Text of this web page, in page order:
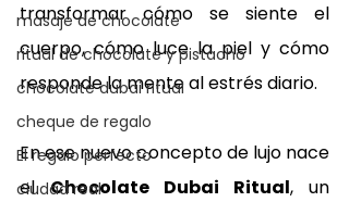
masaje de chocolate
ritual de chocolate y pistacho
chocolate dubai ritual
cheque de regalo
El regalo perfecto
ciudad real
transformar cómo se siente el
cuerpo, cómo luce la piel y cómo
responde la mente al estrés diario.
En ese nuevo concepto de lujo nace
el Chocolate Dubai Ritual, un